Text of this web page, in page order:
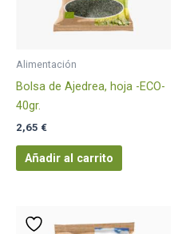
Alimentación
Bolsa de Ajedrea, hoja -ECO-
40gr.
2,65 €
Añadir al carrito